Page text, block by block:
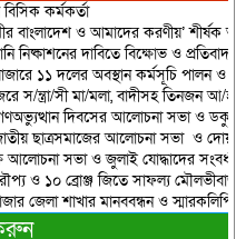
কর্মকর্তা
বাংলাদেশ ও আমাদের করণীয়’ শীর্ষক
নিষ্কাশনের দাবিতে বিক্ষোভ ও
১১ দলের অবস্থান কর্মসূচি পালন ও
স/ন্ত্রা/সী মা/মলা, বাদীসহ তিনজন আ/
দিবসের আলোচনা সভা ও
ছাত্রসমাজের আলোচনা সভা ও
সভা ও জুলাই যোদ্ধাদের
ও ১০ ব্রোঞ্জ জিতে সাফল্য
জেলা শাখার মানববন্ধন ও স্মারকলিপি